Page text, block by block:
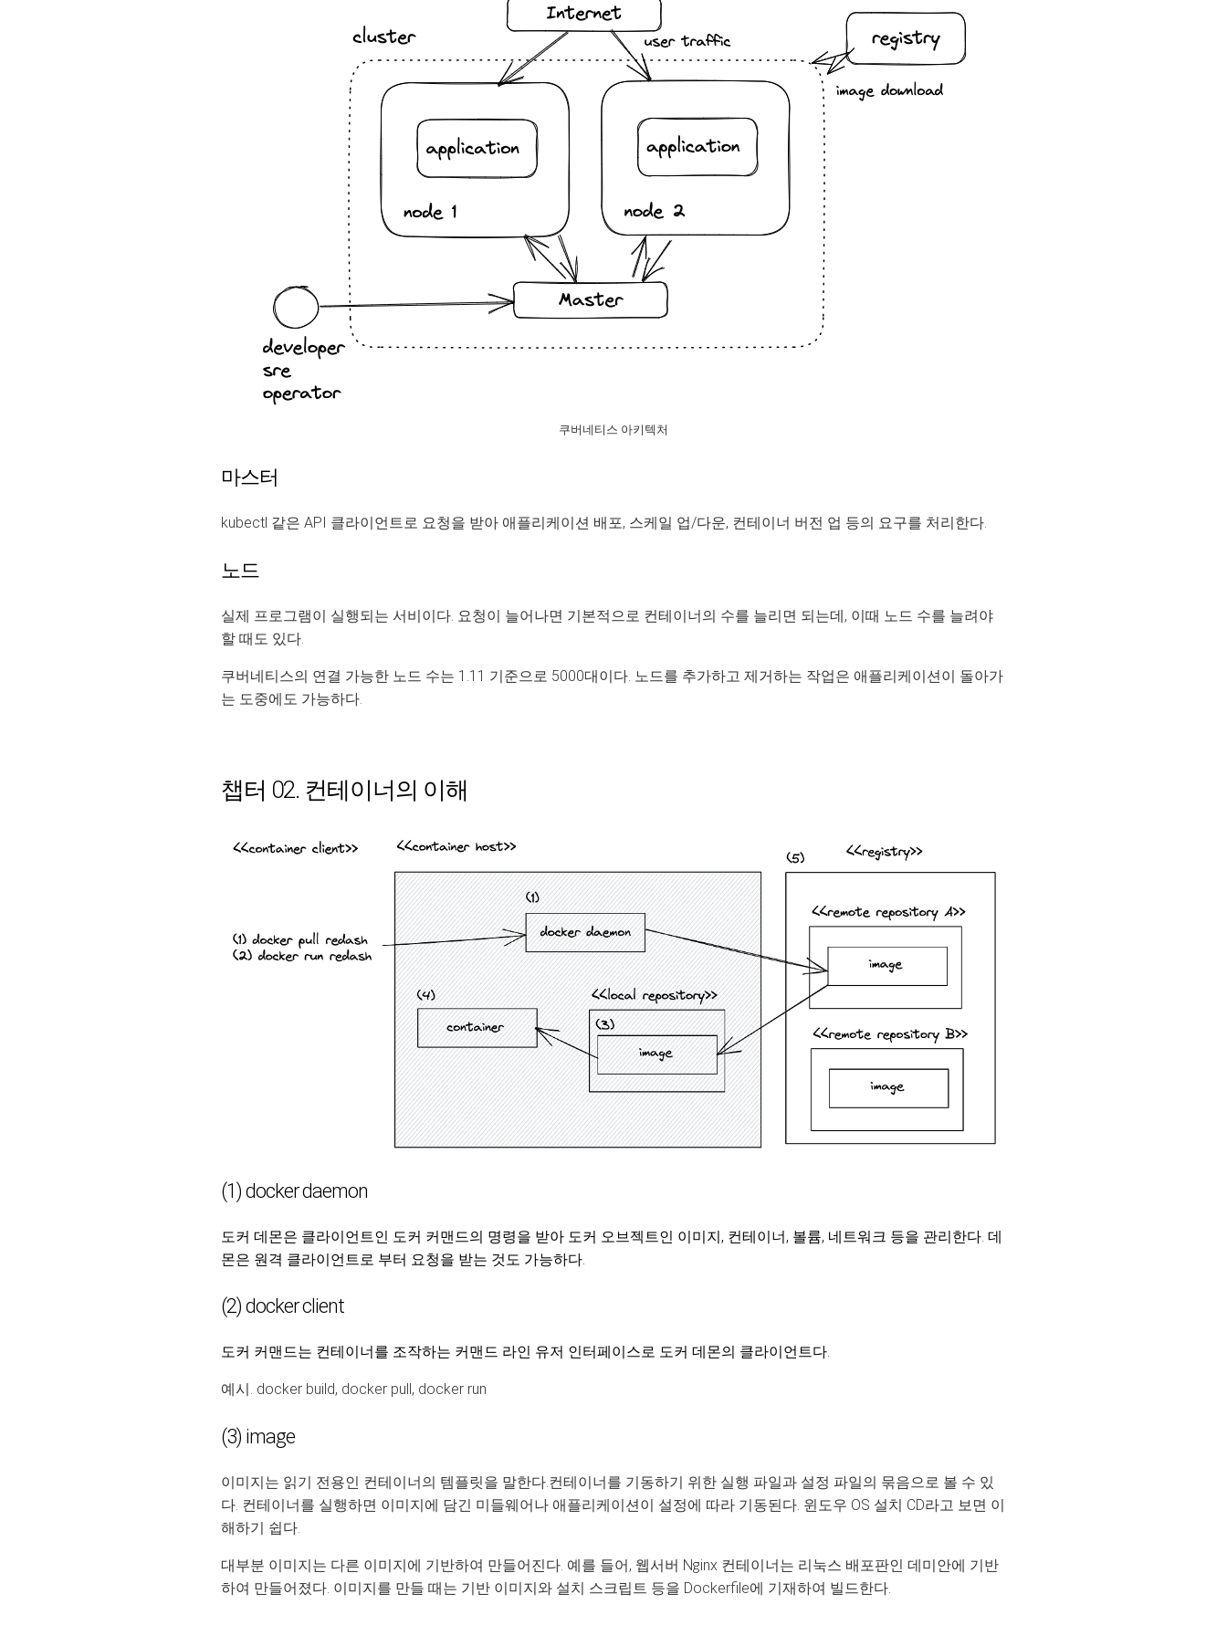
쿠버네티스 아키텍처
마스터
kubectl 같은 API 클라이언트로 요청을 받아 애플리케이션 배포, 스케일 업/다운, 컨테이너 버전 업 등의 요구를 처리한다.
노드
실제 프로그램이 실행되는 서비이다. 요청이 늘어나면 기본적으로 컨테이너의 수를 늘리면 되는데, 이때 노드 수를 늘려야
할 때도 있다.
쿠버네티스의 연결 가능한 노드 수는 1.11 기준으로 5000대이다. 노드를 추가하고 제거하는 작업은 애플리케이션이 돌아가
는 도중에도 가능하다.
챕터 02. 컨테이너의 이해
(1) docker daemon
도커 데몬은 클라이언트인 도커 커맨드의 명령을 받아 도커 오브젝트인 이미지, 컨테이너, 볼륨, 네트워크 등을 관리한다. 데
몬은 원격 클라이언트로 부터 요청을 받는 것도 가능하다.
(2) docker client
도커 커맨드는 컨테이너를 조작하는 커맨드 라인 유저 인터페이스로 도커 데몬의 클라이언트다.
예시. docker build, docker pull, docker run
(3) image
이미지는 읽기 전용인 컨테이너의 템플릿을 말한다.컨테이너를 기동하기 위한 실행 파일과 설정 파일의 묶음으로 볼 수 있
다. 컨테이너를 실행하면 이미지에 담긴 미들웨어나 애플리케이션이 설정에 따라 기동된다. 윈도우 OS 설치 CD라고 보면 이
해하기 쉽다.
대부분 이미지는 다른 이미지에 기반하여 만들어진다. 예를 들어, 웹서버 Nginx 컨테이너는 리눅스 배포판인 데미안에 기반
하여 만들어졌다. 이미지를 만들 때는 기반 이미지와 설치 스크립트 등을 Dockerfile에 기재하여 빌드한다.